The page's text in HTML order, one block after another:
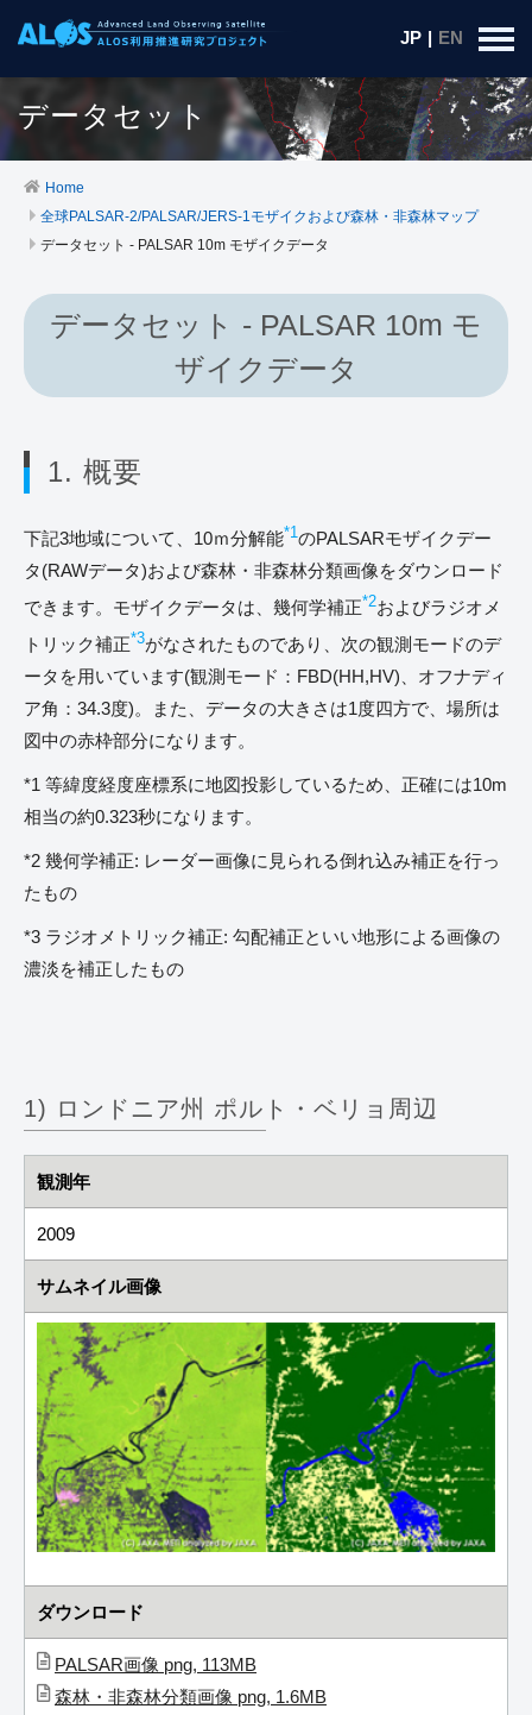
JP | EN
データセット
Home
全球PALSAR-2/PALSAR/JERS-1モザイクおよび森林・非森林マップ
データセット - PALSAR 10m モザイクデータ
データセット - PALSAR 10m モ
ザイクデータ
1. 概要
下記3地域について、10ｍ分解能*1 のPALSARモザイクデー
タ(RAWデータ)および森林・非森林分類画像をダウンロード
できます。モザイクデータは、幾何学補正*2およびラジオメ
トリック補正*3がなされたものであり、次の観測モードのデ
ータを用いています(観測モード：FBD(HH,HV)、オフナディ
ア角：34.3度)。また、データの大きさは1度四方で、場所は
図中の赤枠部分になります。
*1 等緯度経度座標系に地図投影しているため、正確には10m
相当の約0.323秒になります。
*2 幾何学補正: レーダー画像に見られる倒れ込み補正を行っ
たもの
*3 ラジオメトリック補正: 勾配補正といい地形による画像の
濃淡を補正したもの
1) ロンドニア州 ポルト・ベリョ周辺
観測年
2009
サムネイル画像
ダウンロード
PALSAR画像 png, 113MB
森林・非森林分類画像 png, 1.6MB